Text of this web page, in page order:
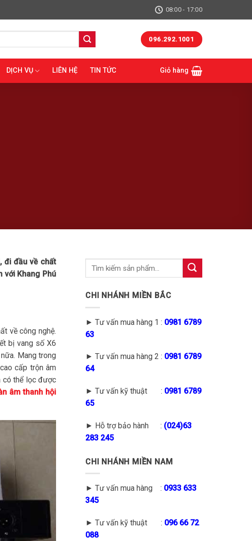
08:00 - 17:00
096.292.1001
DỊCH VỤ LIÊN HỆ TIN TỨC Giỏ hàng
đi đầu về chất
với Khang Phú
về công nghệ.
bị vang số X6
Mang trong
cấp trộn âm
có thể lọc được
âm thanh hội
CHI NHÁNH MIỀN BẮC
► Tư vấn mua hàng 1 : 0981 6789
63
► Tư vấn mua hàng 2 : 0981 6789
64
► Tư vấn kỹ thuật : 0981 6789
65
► Hỗ trợ bảo hành : (024)63
283 245
CHI NHÁNH MIỀN NAM
► Tư vấn mua hàng : 0933 633
345
► Tư vấn kỹ thuật : 096 66 72
088